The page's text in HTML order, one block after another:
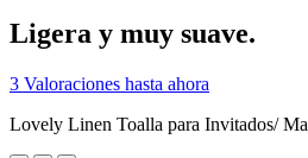
Ligera y muy suave.
3 Valoraciones hasta ahora
Lovely Linen Toalla para Invitados/